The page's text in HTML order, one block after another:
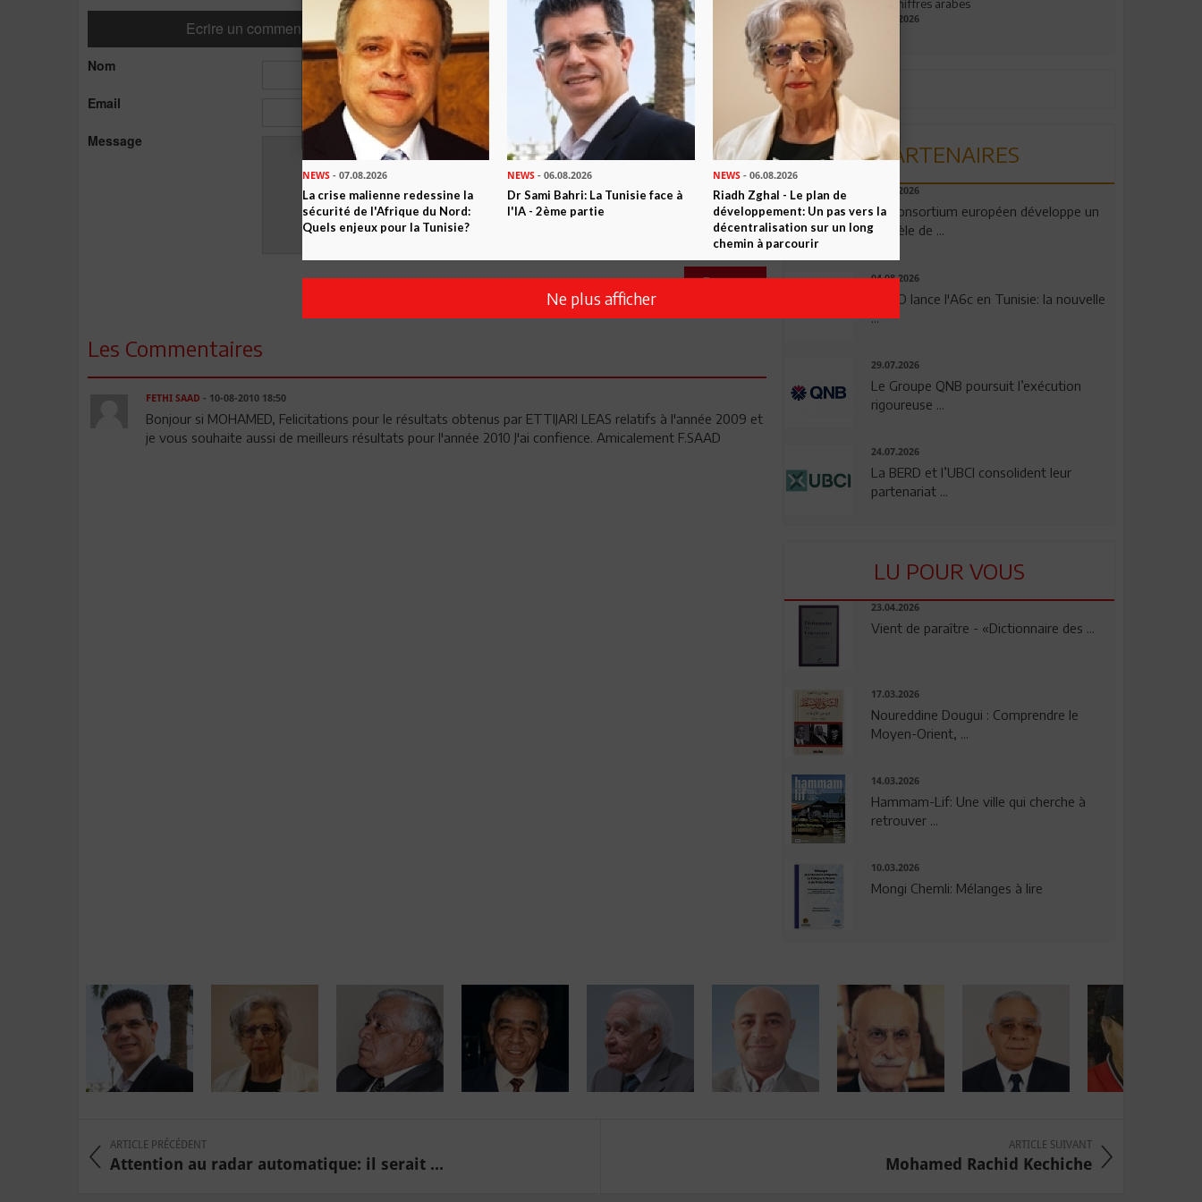
Ecrire un commentaire Commenter
Nom
Email
Message
Envoyer
Les Commentaires
FETHI SAAD - 10-08-2010 18:50
Bonjour si MOHAMED, Felicitations pour le résultats obtenus par ETTIJARI LEAS relatifs à l'année 2009 et
je vous souhaite aussi de meilleurs résultats pour l'année 2010 J'ai confience. Amicalement F.SAAD
aux chiffres arabes
09.07.2026
PARTENAIRES
06.08.2026
Un consortium européen développe un
modèle de ...
04.08.2026
OPPO lance l'A6c en Tunisie: la nouvelle
...
29.07.2026
Le Groupe QNB poursuit l’exécution
rigoureuse ...
24.07.2026
La BERD et l’UBCI consolident leur
partenariat ...
LU POUR VOUS
23.04.2026
Vient de paraître - «Dictionnaire des ...
17.03.2026
Noureddine Dougui : Comprendre le
Moyen-Orient, ...
14.03.2026
Hammam-Lif: Une ville qui cherche à
retrouver ...
10.03.2026
Mongi Chemli: Mélanges à lire
ARTICLE PRÉCÉDENT
Attention au radar automatique: il serait ...
ARTICLE SUIVANT
Mohamed Rachid Kechiche
NEWS - 07.08.2026
La crise malienne redessine la
sécurité de l'Afrique du Nord:
Quels enjeux pour la Tunisie?
NEWS - 06.08.2026
Dr Sami Bahri: La Tunisie face à
l'IA - 2ème partie
NEWS- 06.08.2026
Riadh Zghal - Le plan de
développement: Un pas vers la
décentralisation sur un long
chemin à parcourir
Ne plus afficher